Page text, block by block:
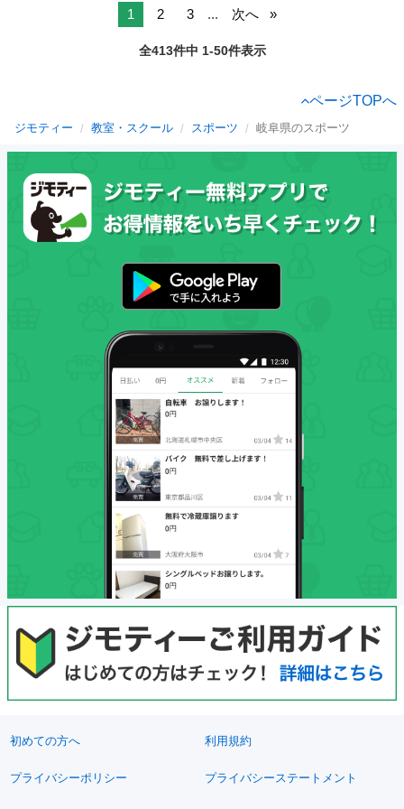
1 2 3 ... 次へ
全413件中 1-50件表示
ページTOPへ
ジモティー 教室・スクール スポーツ 岐阜県のスポーツ
初めての方へ 利用規約
プライバシーポリシー プライバシーステートメント